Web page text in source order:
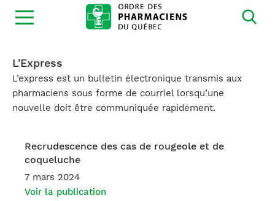
Ouvrir
la
L'Express
L’express est un bulletin électronique transmis aux
pharmaciens sous forme de courriel lorsqu’une
nouvelle doit être communiquée rapidement.
Recrudescence des cas de rougeole et de
coqueluche
7 mars 2024
Voir la publication